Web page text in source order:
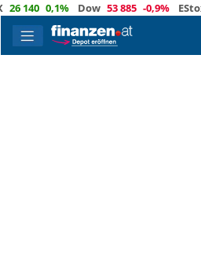
0,1% Dow 53 885 -0,9% EStoxx50